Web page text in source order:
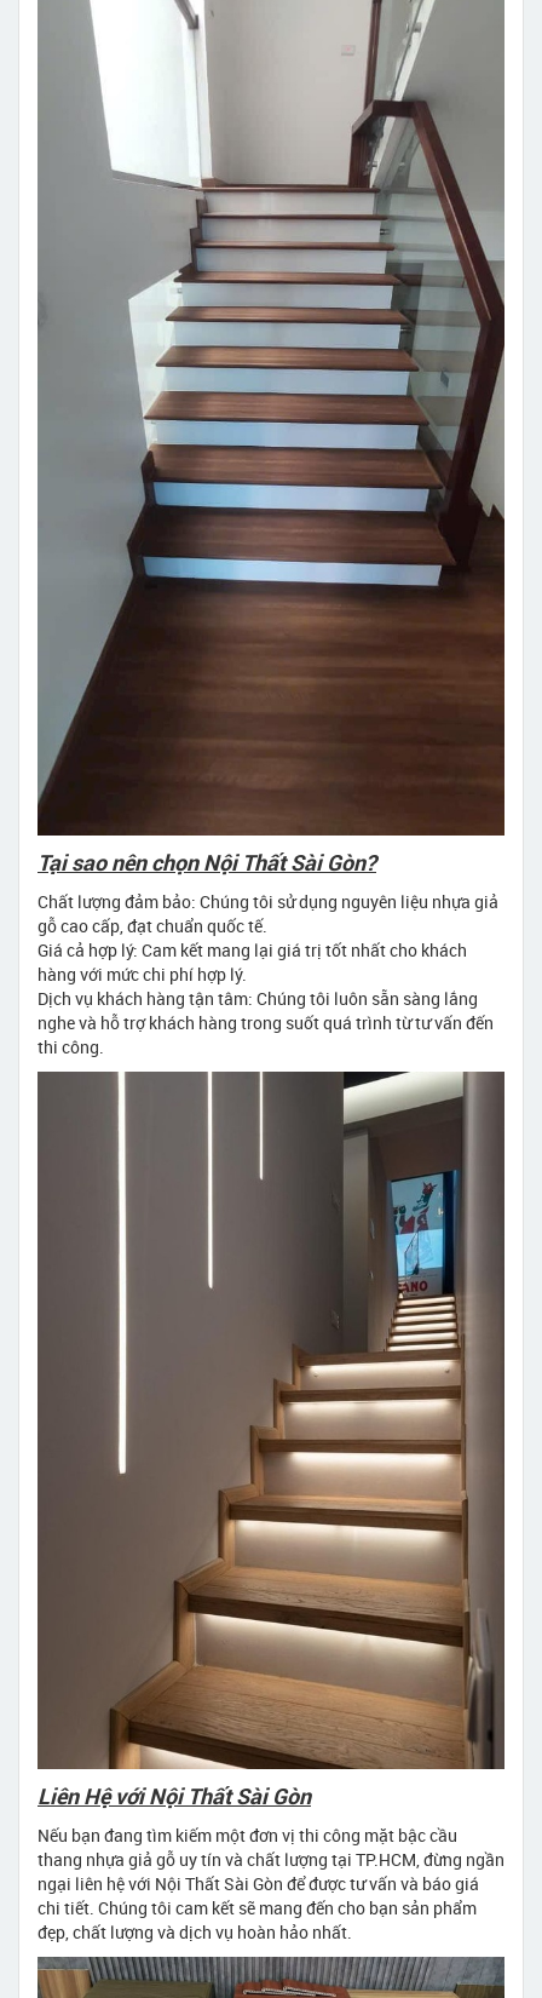
Tại sao nên chọn Nội Thất Sài Gòn?
Chất lượng đảm bảo: Chúng tôi sử dụng nguyên liệu nhựa giả
gỗ cao cấp, đạt chuẩn quốc tế.
Giá cả hợp lý: Cam kết mang lại giá trị tốt nhất cho khách
hàng với mức chi phí hợp lý.
Dịch vụ khách hàng tận tâm: Chúng tôi luôn sẵn sàng lắng
nghe và hỗ trợ khách hàng trong suốt quá trình từ tư vấn đến
thi công.
Liên Hệ với Nội Thất Sài Gòn
Nếu bạn đang tìm kiếm một đơn vị thi công mặt bậc cầu
thang nhựa giả gỗ uy tín và chất lượng tại TP.HCM, đừng ngần
ngại liên hệ với Nội Thất Sài Gòn để được tư vấn và báo giá
chi tiết. Chúng tôi cam kết sẽ mang đến cho bạn sản phẩm
đẹp, chất lượng và dịch vụ hoàn hảo nhất.